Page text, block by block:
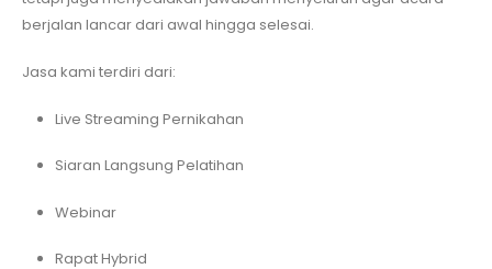
berjalan lancar dari awal hingga selesai.
Jasa kami terdiri dari:
Live Streaming Pernikahan
Siaran Langsung Pelatihan
Webinar
Rapat Hybrid